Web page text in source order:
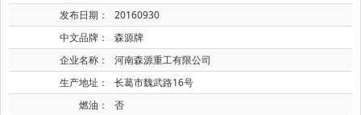
发布日期：
20160930
中文品牌：
森源牌
企业名称：
河南森源重工有限公司
生产地址：
长葛市魏武路16号
燃油：
否